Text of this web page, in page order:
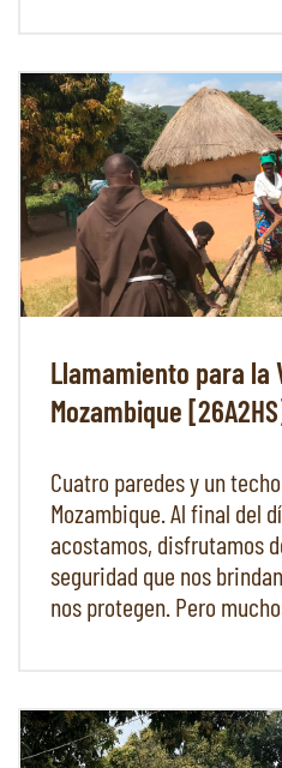
Llamamiento para la
Mozambique
Cuatro paredes y un
Mozambique. Al final del
acostamos, disfrutamos
seguridad que nos
nos protegen. Pero